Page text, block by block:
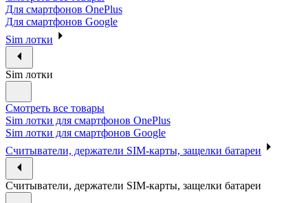
Для смартфонов OnePlus
Для смартфонов Google
Sim лотки
Sim лотки
Смотреть все товары
Sim лотки для смартфонов OnePlus
Sim лотки для смартфонов Google
Считыватели, держатели SIM-карты, защелки батареи
Считыватели, держатели SIM-карты, защелки батареи